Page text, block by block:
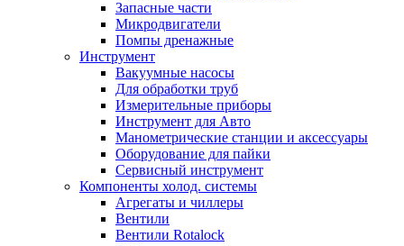
Запасные части
Микродвигатели
Помпы дренажные
Инструмент
Вакуумные насосы
Для обработки труб
Измерительные приборы
Инструмент для Авто
Манометрические станции и аксессуары
Оборудование для пайки
Сервисный инструмент
Компоненты холод. системы
Агрегаты и чиллеры
Вентили
Вентили Rotalock